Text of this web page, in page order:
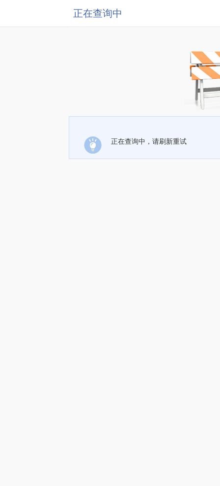
正在查询中
正在查询中，请刷新重试